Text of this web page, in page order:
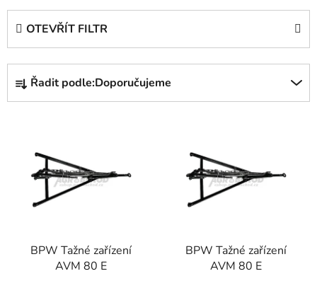
OTEVŘÍT FILTR
Ř
z
Řadit podle:Doporučujeme
BPW Tažné zařízení
AVM 80 E
BPW Tažné zařízení
AVM 80 E